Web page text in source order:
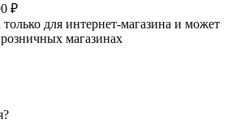
₽
для интернет-магазина и может
магазинах